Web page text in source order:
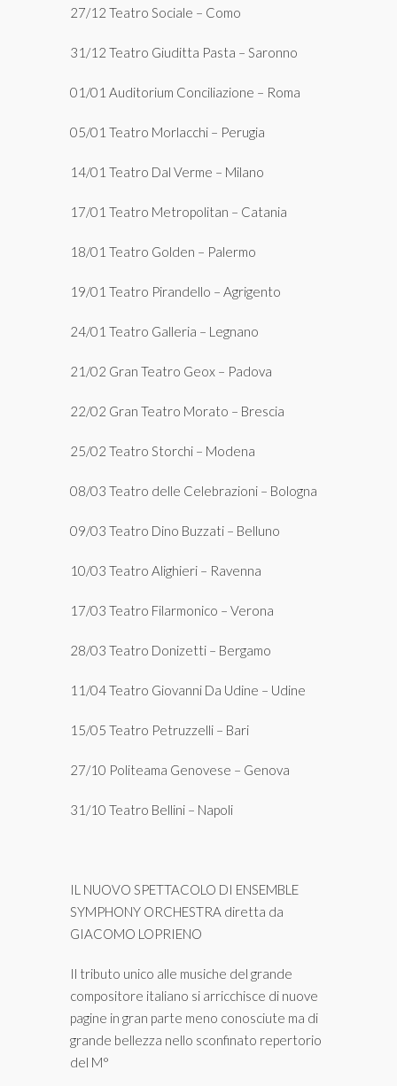
27/12 Teatro Sociale – Como
31/12 Teatro Giuditta Pasta – Saronno
01/01 Auditorium Conciliazione – Roma
05/01 Teatro Morlacchi – Perugia
14/01 Teatro Dal Verme – Milano
17/01 Teatro Metropolitan – Catania
18/01 Teatro Golden – Palermo
19/01 Teatro Pirandello – Agrigento
24/01 Teatro Galleria – Legnano
21/02 Gran Teatro Geox – Padova
22/02 Gran Teatro Morato – Brescia
25/02 Teatro Storchi – Modena
08/03 Teatro delle Celebrazioni – Bologna
09/03 Teatro Dino Buzzati – Belluno
10/03 Teatro Alighieri – Ravenna
17/03 Teatro Filarmonico – Verona
28/03 Teatro Donizetti – Bergamo
11/04 Teatro Giovanni Da Udine – Udine
15/05 Teatro Petruzzelli – Bari
27/10 Politeama Genovese – Genova
31/10 Teatro Bellini – Napoli
IL NUOVO SPETTACOLO DI ENSEMBLE
SYMPHONY ORCHESTRA diretta da
GIACOMO LOPRIENO
Il tributo unico alle musiche del grande
compositore italiano si arricchisce di nuove
pagine in gran parte meno conosciute ma di
grande bellezza nello sconfinato repertorio
del M°